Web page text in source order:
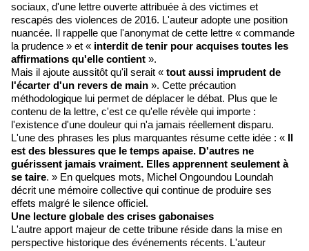
sociaux, d'une lettre ouverte attribuée à des victimes et
rescapés des violences de 2016. L'auteur adopte une position
nuancée. Il rappelle que l'anonymat de cette lettre « commande
la prudence » et « interdit de tenir pour acquises toutes les
affirmations qu'elle contient ».
Mais il ajoute aussitôt qu'il serait « tout aussi imprudent de
l'écarter d'un revers de main ». Cette précaution
méthodologique lui permet de déplacer le débat. Plus que le
contenu de la lettre, c'est ce qu'elle révèle qui importe :
l'existence d'une douleur qui n'a jamais réellement disparu.
L'une des phrases les plus marquantes résume cette idée : « Il
est des blessures que le temps apaise. D'autres ne
guérissent jamais vraiment. Elles apprennent seulement à
se taire. » En quelques mots, Michel Ongoundou Loundah
décrit une mémoire collective qui continue de produire ses
effets malgré le silence officiel.
Une lecture globale des crises gabonaises
L'autre apport majeur de cette tribune réside dans la mise en
perspective historique des événements récents. L'auteur